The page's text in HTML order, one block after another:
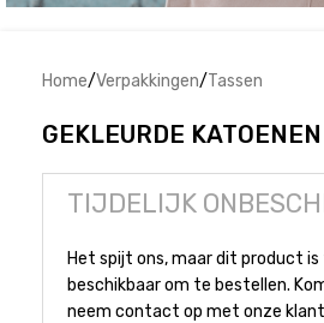
Home/Verpakkingen/Tassen
GEKLEURDE
TIJDELIJK
Het spijt ons, maar dit product
beschikbaar om te bestellen.
neem contact op met onze